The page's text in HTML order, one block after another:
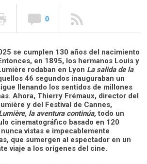
0
se cumplen 130 años del nacimiento
en 1895, los hermanos Louis y
rodaban en Lyon La salida de la
46 segundos inauguraban un
llenando los sentidos de millones
Ahora, Thierry Frémaux, director del
y del Festival de Cannes,
la aventura continúa, todo un
cinematográfico basado en 120
vistas e impecablemente
que sumergen al espectador en un
viaje a los orígenes del cine.